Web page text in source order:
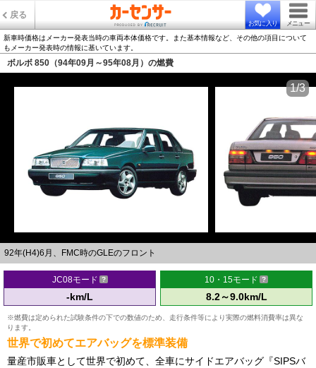
戻る
お気に入り メニュー
新車時価格はメーカー発表当時の車両本体価格です。また基本情報など、その他の項目について
もメーカー発表時の情報に基いています。
ボルボ 850（94年09月～95年08月）の燃費
92年(H4)6月、FMC時のGLEのフロント
1/3
JC08モード
-km/L
10・15モード
8.2～9.0km/L
※燃費は定められた試験条件の下での数値のため、走行条件等により実際の燃料消費率は異な
ります。
世界で初めてエアバッグを標準装備
量産市販車として世界で初めて、全車にサイドエアバッグ『SIPSバ